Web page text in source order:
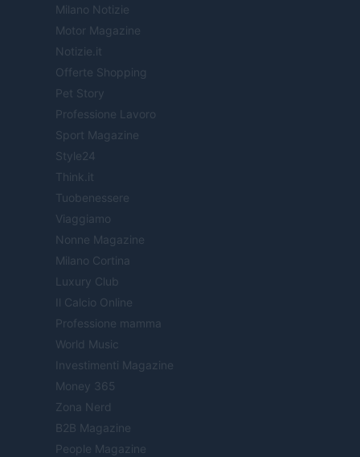
Milano Notizie
Motor Magazine
Notizie.it
Offerte Shopping
Pet Story
Professione Lavoro
Sport Magazine
Style24
Think.it
Tuobenessere
Viaggiamo
Nonne Magazine
Milano Cortina
Luxury Club
Il Calcio Online
Professione mamma
World Music
Investimenti Magazine
Money 365
Zona Nerd
B2B Magazine
People Magazine